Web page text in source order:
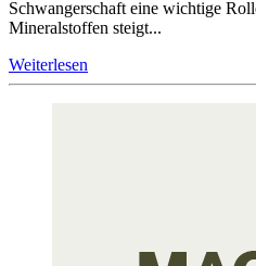
Schwangerschaft eine wichtige
Mineralstoffen steigt...
Weiterlesen